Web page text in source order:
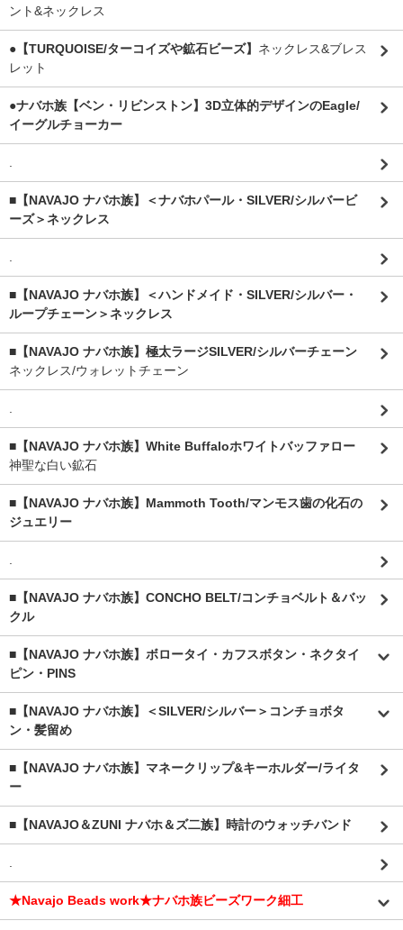
ント&ネックレス
●【TURQUOISE/ターコイズや鉱石ビーズ】 ネックレス&ブレス
レット
●ナバホ族【ベン・リビンストン】3D立体的デザインのEagle/
イーグルチョーカー
■【NAVAJO ナバホ族】＜ナバホパール・SILVER/シルバービ
ーズ＞ネックレス
■【NAVAJO ナバホ族】＜ハンドメイド・SILVER/シルバー・
ループチェーン＞ネックレス
■【NAVAJO ナバホ族】極太ラージSILVER/シルバーチェーン
ネックレス/ウォレットチェーン
■【NAVAJO ナバホ族】White Buffaloホワイトバッファロー
神聖な白い鉱石
■【NAVAJO ナバホ族】Mammoth Tooth/マンモス歯の化石の
ジュエリー
■【NAVAJO ナバホ族】CONCHO BELT/コンチョベルト＆バッ
クル
■【NAVAJO ナバホ族】ボロータイ・カフスボタン・ネクタイ
ピン・PINS
■【NAVAJO ナバホ族】＜SILVER/シルバー＞コンチョボタ
ン・髪留め
■【NAVAJO ナバホ族】マネークリップ&キーホルダー/ライタ
ー
■【NAVAJO＆ZUNI ナバホ＆ズ二族】時計のウォッチバンド
★Navajo Beads work★ナバホ族ビーズワーク細工